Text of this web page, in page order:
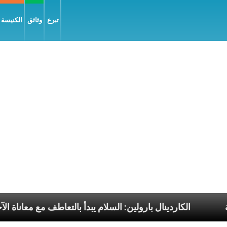
وثائق تبرع
الكاردينال بارولين: السلام يبدأ البابا الرسوليّة